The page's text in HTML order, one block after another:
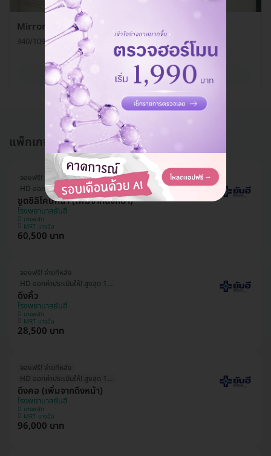
Mirror Clinic Pattaya
340/109-111 หมู่ 9 ต. หนองปรือ อ. บางละมุง จ. ชลบุรี 20150
ดูรายละเอียด
แพ็กเกจอื่นใน ดึงหน้า (Face Lift Surgery)
จองฟรี! จ่ายทีหลัง
HD ออกค่าประเมินให้! สูงสุด 1500 บ.
ขูดซิลิโคนหน้า (เพิ่มจากดึงหน้า)
โรงพยาบาลยันฮี
บางพลัด
MRT บางอ้อ
60,500 บาท
จองฟรี! จ่ายทีหลัง
HD ออกค่าประเมินให้! สูงสุด 1500 บ.
ดึงคิ้ว
โรงพยาบาลยันฮี
บางพลัด
MRT บางอ้อ
28,500 บาท
จองฟรี! จ่ายทีหลัง
HD ออกค่าประเมินให้! สูงสุด 1500 บ.
ดึงคอ (เพิ่มจากดึงหน้า)
โรงพยาบาลยันฮี
บางพลัด
MRT บางอ้อ
96,000 บาท